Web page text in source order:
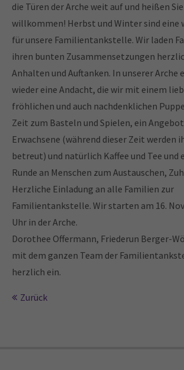
We offer support for our customers
Get in touch
San Francisco, CA 94102
Drop us a line
info@yourdomain.com
About us
Lorem ipsum dolor sit amet,
adipiscing elit.
die Türen der Arche weit auf und heißen
willkommen! Herbst und Winter sind eine
für unsere Familientankstelle. Wir laden
ihren bunten Zusammensetzungen
Anhalten und Auftanken. In unserer Arche
wieder eine Andacht, die wir mit einem
fröhlichen und auch nachdenklichen
Zeit zum Basteln und Spielen, ein
Erwachsene (während dieser Zeit werden
betreut) und natürlich Kaffee und Tee und
Runde an Menschen zum Austauschen,
Herzliche Einladung an alle Familien zur
Familientankstelle. Wir starten am 16.
Uhr in der Arche.
Dorothee Offermann, Friederun Berger-
mit dem ganzen Team der
herzlich ein.
Zurück